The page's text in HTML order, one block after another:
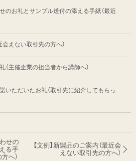
のお礼とサンプル送付の添える手紙（最近
会えない取引先の方へ）
（主催企業の担当者から講師へ）
いただいたお礼（取引先に紹介してもらっ
せの
る手
へ）
【文例】新製品のご案内 （最近会
えない取引先の方へ）